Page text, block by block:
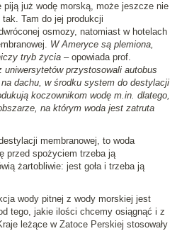
piją już wodę morską, może jeszcze nie
Tam do jej produkcji
osmozy, natomiast w hotelach
W Ameryce są plemiona,
tryb życia – opowiada prof.
uniwersytetów przystosowali autobus
dachu, w środku system do destylacji
koczownikom wodę m.in. dlatego,
na którym woda jest zatruta
membranowej, to woda
przed spożyciem trzeba ją
żartobliwie: jest goła i trzeba ją
wody pitnej z wody morskiej jest
tego, jakie ilości chcemy osiągnąć i z
leżące w Zatoce Perskiej stosowały